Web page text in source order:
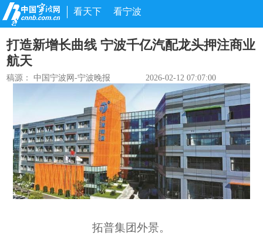
看天下 看宁波
打造新增长曲线 宁波千亿汽配龙头押注商业
航天
稿源：中国宁波网-宁波晚报 2026-02-12 07:07:00
拓普集团外景。